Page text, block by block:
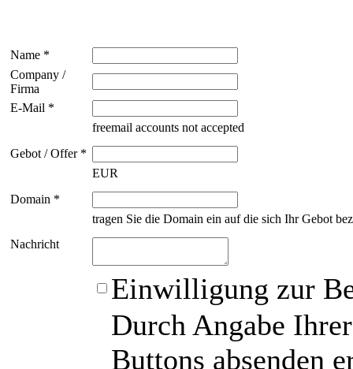
Name *
Company /
Firma
E-Mail *
freemail accounts not accepted
Gebot / Offer *
EUR
Domain *
tragen Sie die Domain ein auf die sich Ihr Gebot
Nachricht
Einwilligung zur
Durch Angabe
Buttons absenden